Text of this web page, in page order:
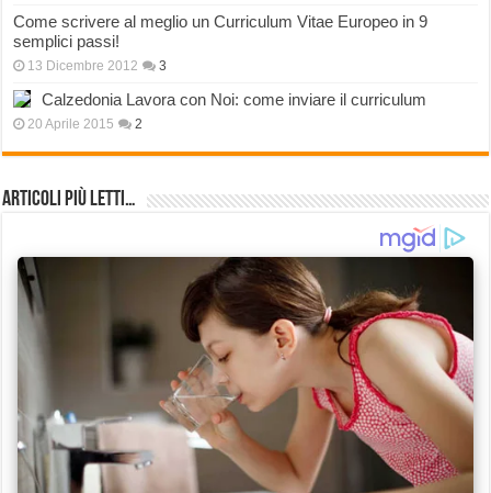
Come scrivere al meglio un Curriculum Vitae Europeo in 9
semplici passi!
13 Dicembre 2012 3
Calzedonia Lavora con Noi: come inviare il curriculum
20 Aprile 2015 2
Articoli più Letti…